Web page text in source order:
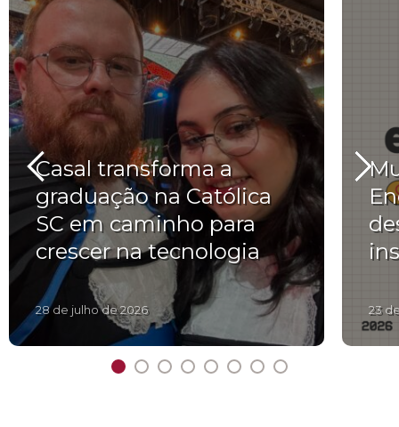
Casal transforma a
graduação na Católica
SC em caminho para
crescer na tecnologia
28 de julho de 2026 23